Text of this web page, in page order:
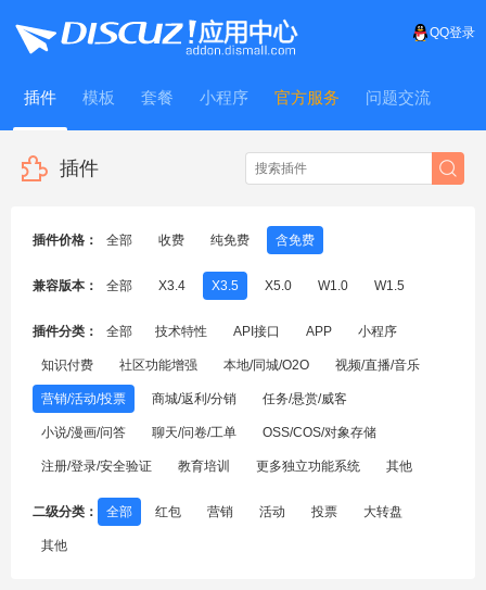
QQ登录
插件 模板 套餐 小程序 官方服务 问题交流
WitFrame
插件
插件价格： 全部 收费 纯免费 含免费
兼容版本： 全部 X3.4 X3.5 X5.0 W1.0 W1.5
插件分类： 全部 技术特性 API接口 APP 小程序
知识付费 社区功能增强 本地/同城/O2O 视频/直播/音乐
营销/活动/投票 商城/返利/分销 任务/悬赏/威客
小说/漫画/问答 聊天/问卷/工单 OSS/COS/对象存储
注册/登录/安全验证 教育培训 更多独立功能系统 其他
二级分类： 全部 红包 营销 活动 投票 大转盘
其他